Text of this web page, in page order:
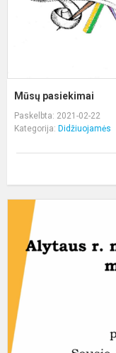
Mūsų pasiekimai
Paskelbta: 2021-02-22
Kategorija: Didžiuojamės